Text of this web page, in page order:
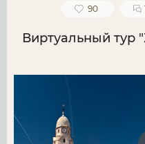
90
Виртуальный тур